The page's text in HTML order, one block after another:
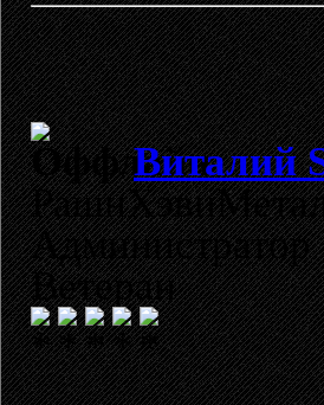
Виталий
Администратор
Ветеран